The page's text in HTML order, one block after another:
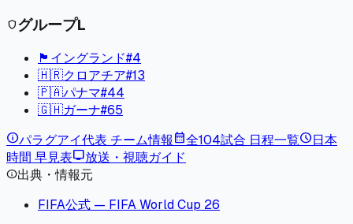
shieldグループL
🏴󠁧󠁢󠁥󠁮󠁧󠁿 イングランド#4
🇭🇷クロアチア#13
🇵🇦パナマ#44
🇬🇭ガーナ#65
infoパラグアイ代表 チーム情報calendar_month全104試合 日程一覧schedule日本
時間 早見表tv放送・視聴ガイド
info出典・情報元
FIFA公式 — FIFA World Cup 26